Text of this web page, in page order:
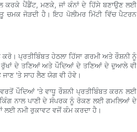
ਪੈਂਡੈਂਟ, ਮਣਕੇ, ਜਾਂ ਕੰਨਾਂ ਦੇ ਹਿੱਸੇ ਬਣਾਉਣ ਲਈ
ਚਮਕ ਜੋੜਦੀ ਹੈ। ਇਹ ਪੋਲੀਮਰ ਮਿੱਟੀ ਵਿੱਚ ਪੈਟਰਨ
ਪ੍ਰਤੀਬਿੰਬਤ ਹੇਠਲਾ ਹਿੱਸਾ ਗਰਮੀ ਅਤੇ ਰੌਸ਼ਨੀ ਨੂੰ
ਰੁੱਖਾਂ ਦੇ ਤਣਿਆਂ ਅਤੇ ਪੌਦਿਆਂ ਦੇ ਤਣਿਆਂ ਦੇ ਦੁਆਲੇ ਵੀ
'ਤੇ ਸਾਹ ਲੈਣ ਯੋਗ ਵੀ ਹੋਵੇ।
ਪੌਦਿਆਂ 'ਤੇ ਵਾਧੂ ਰੌਸ਼ਨੀ ਪ੍ਰਤੀਬਿੰਬਤ ਕਰਨ ਲਈ
ਨਾਲ ਪਾਣੀ ਦੇ ਸੰਪਰਕ ਨੂੰ ਰੋਕਣ ਲਈ ਗਮਲਿਆਂ ਦੇ
ਨਮੀ ਰੁਕਾਵਟ ਵਜੋਂ ਕੰਮ ਕਰਦਾ ਹੈ।